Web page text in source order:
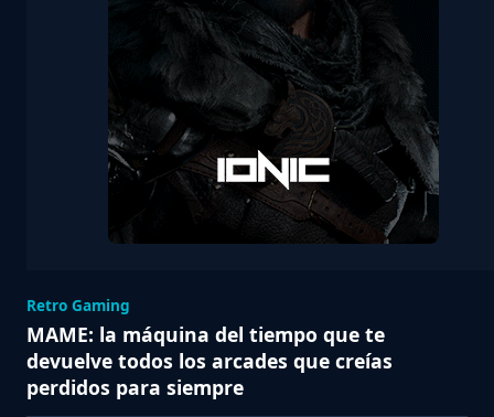
Retro Gaming
MAME: la máquina del tiempo que te
devuelve todos los arcades que creías
perdidos para siempre